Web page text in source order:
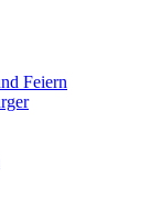
Feiern